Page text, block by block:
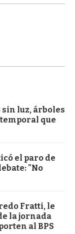
luz, árboles
que
el paro de
"No
Fratti, le
la jornada
al BPS